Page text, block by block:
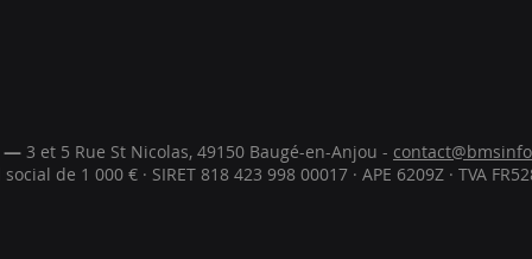
les données
: articles, versions
— 3 et 5 Rue St Nicolas, 49150 Baugé-en-Anjou -
de 1 000 € · SIRET 818 423 998 00017 · APE 6209Z · TVA